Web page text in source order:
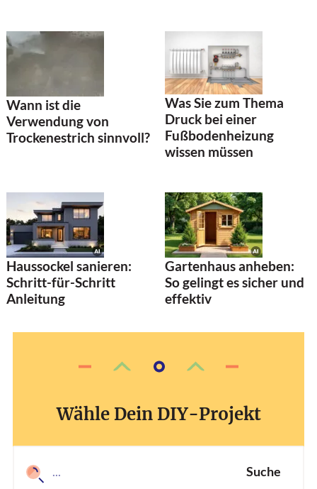
Wann ist die
Verwendung von
Trockenestrich sinnvoll?
Was Sie zum Thema
Druck bei einer
Fußbodenheizung
wissen müssen
Haussockel sanieren:
Schritt-für-Schritt
Anleitung
Gartenhaus anheben:
So gelingt es sicher und
effektiv
Wähle Dein DIY-Projekt
Suche